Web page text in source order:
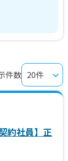
件数
約社員】正